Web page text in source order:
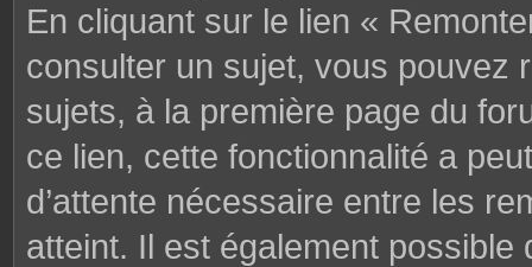
En cliquant sur le lien «
consulter un sujet, vous pouvez
sujets, à la première page du
ce lien, cette fonctionnalité a
d’attente nécessaire entre les
atteint. Il est également